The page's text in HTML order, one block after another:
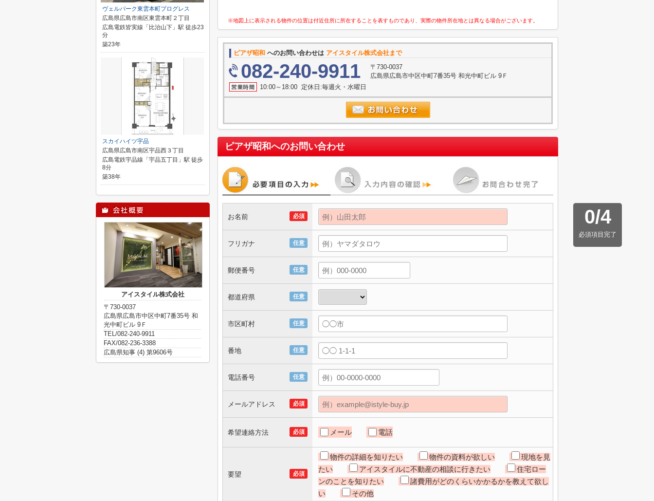
※地図上に表示される物件の位置は付近住所に所在することを表すものであり、実際の物件所在地とは異なる場合がございます。
ピアザ昭和 へのお問い合わせは アイスタイル株式会社まで
082-240-9911
〒730-0037
広島県広島市中区中町7番35号 和光中町ビル 9Ｆ
10:00～18:00 定休日:毎週火・水曜日
ピアザ昭和へのお問い合わせ
0/4
必須項目完了
必須
お名前
任意
フリガナ
任意
郵便番号
任意
都道府県
任意
市区町村
任意
番地
任意
電話番号
必須
メールアドレス
必須
希望連絡方法 メール 電話
必須
要望
物件の詳細を知りたい 物件の資料が欲しい
現地を見
たい
アイスタイルに不動産の相談に行きたい
住宅ロー
ンのことを知りたい
諸費用がどのくらいかかるかを教えて欲し
い
その他
ヴェルパーク東雲本町プログレス
広島県広島市南区東雲本町２丁目
広島電鉄皆実線「比治山下」駅 徒歩23
分
築23年
スカイハイツ宇品
広島県広島市南区宇品西３丁目
広島電鉄宇品線「宇品五丁目」駅 徒歩
8分
築38年
アイスタイル株式会社
〒730-0037
広島県広島市中区中町7番35号 和
光中町ビル 9Ｆ
TEL/082-240-9911
FAX/082-236-3388
広島県知事 (4) 第9606号